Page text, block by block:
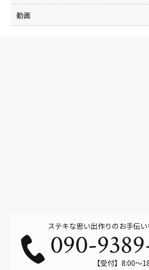
動画
ステキな思い出作りのお手伝
090-
【受付】8:00～